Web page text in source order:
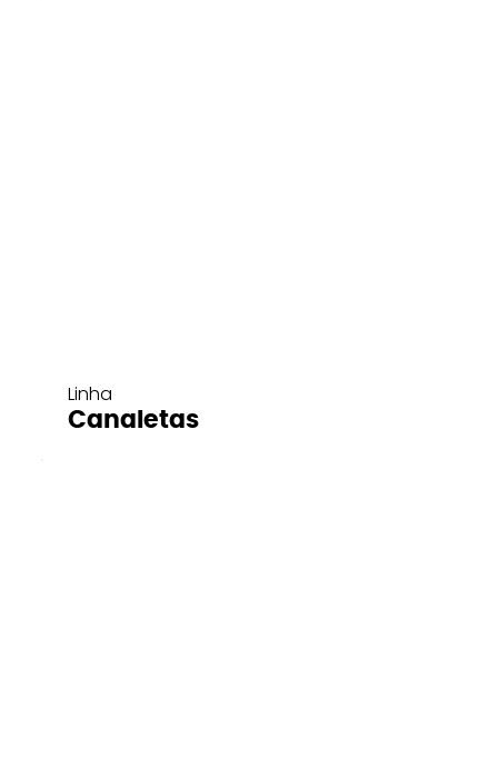
Linha
Canaletas